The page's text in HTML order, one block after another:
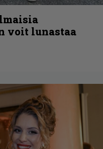
voit lunastaa